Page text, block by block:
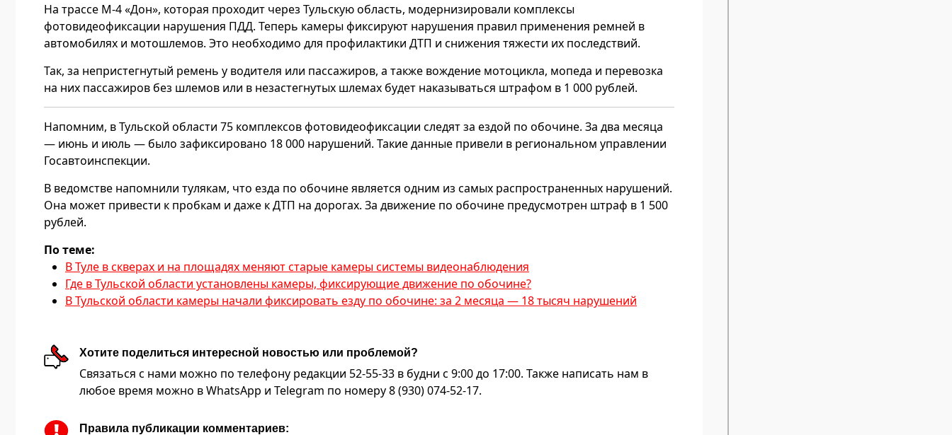
На трассе М-4 «Дон», которая проходит через Тульскую область, модернизировали комплексы
фотовидеофиксации нарушения ПДД. Теперь камеры фиксируют нарушения правил применения ремней в
автомобилях и мотошлемов. Это необходимо для профилактики ДТП и снижения тяжести их последствий.
Так, за непристегнутый ремень у водителя или пассажиров, а также вождение мотоцикла, мопеда и перевозка
на них пассажиров без шлемов или в незастегнутых шлемах будет наказываться штрафом в 1 000 рублей.
Напомним, в Тульской области 75 комплексов фотовидеофиксации следят за ездой по обочине. За два месяца
— июнь и июль — было зафиксировано 18 000 нарушений. Такие данные привели в региональном управлении
Госавтоинспекции.
В ведомстве напомнили тулякам, что езда по обочине является одним из самых распространенных нарушений.
Она может привести к пробкам и даже к ДТП на дорогах. За движение по обочине предусмотрен штраф в 1 500
рублей.
По теме:
В Туле в скверах и на площадях меняют старые камеры системы видеонаблюдения
Где в Тульской области установлены камеры, фиксирующие движение по обочине?
В Тульской области камеры начали фиксировать езду по обочине: за 2 месяца — 18 тысяч нарушений
Хотите поделиться интересной новостью или проблемой?
Связаться с нами можно по телефону редакции 52-55-33 в будни с 9:00 до 17:00. Также написать нам в
любое время можно в WhatsApp и Telegram по номеру 8 (930) 074-52-17.
Правила публикации комментариев: